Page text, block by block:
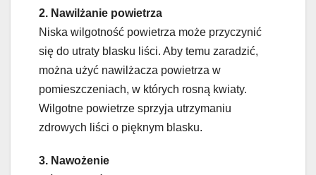
2. Nawilżanie powietrza
Niska wilgotność powietrza może przyczynić
się do utraty blasku liści. Aby temu zaradzić,
można użyć nawilżacza powietrza w
pomieszczeniach, w których rosną kwiaty.
Wilgotne powietrze sprzyja utrzymaniu
zdrowych liści o pięknym blasku.
3. Nawożenie